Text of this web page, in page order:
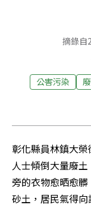
摘錄自
公害污染
彰化縣員林鎮大
人士傾倒大量廢
旁的衣物愈晒愈
砂土，居民氣得